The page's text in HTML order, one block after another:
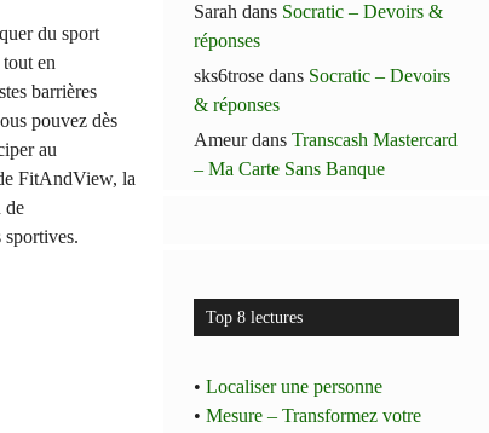
du sport
en
barrières
pouvez dès
au
FitAndView, la
de
sportives.
Sarah dans Socratic – Devoirs &
réponses
sks6trose dans Socratic – Devoirs
& réponses
AmeurdansTranscash Mastercard
– Ma Carte Sans Banque
Top 8 lectures
•Localiser une personne
•Mesure – Transformez votre